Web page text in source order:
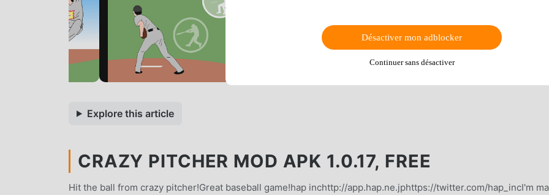
Explore this article
CRAZY PITCHER MOD APK 1.0.17, FREE
Hit the ball from crazy pitcher!Great baseball game!hap inchttp://app.hap.ne.jphttps://twitter.com/hap_incI'm
Désactiver mon adblocker
Continuer sans désactiver